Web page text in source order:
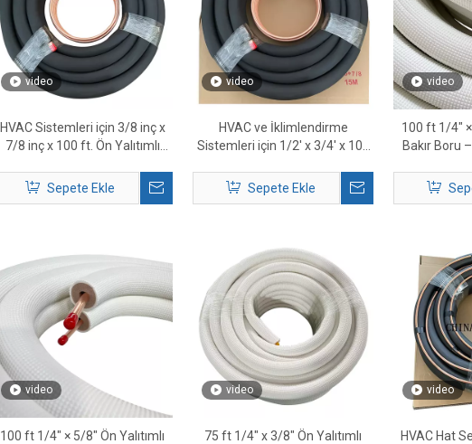
video
HVAC Sistemleri için 3/8 inç x
7/8 inç x 100 ft. Ön Yalıtımlı
Sepete Ekle
video
HVAC ve İklimlendirme
Sistemleri için 1/2' x 3/4' x 100
Sepete Ekle
video
100 ft 1/4″ ×
Bakır Boru
video
100 ft 1/4″ × 5/8″ Ön Yalıtımlı
video
75 ft 1/4″ x 3/8″ Ön Yalıtımlı
video
HVAC Hat